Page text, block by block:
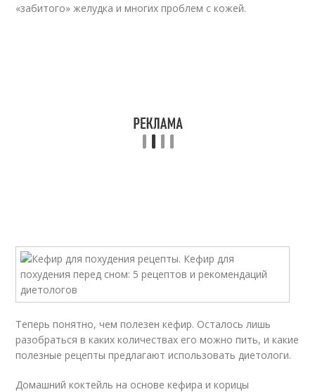
«забитого» желудка и многих проблем с кожей.
Теперь понятно, чем полезен кефир. Осталось лишь
разобраться в каких количествах его можно пить, и какие
полезные рецепты предлагают использовать диетологи.
Домашний коктейль на основе кефира и корицы